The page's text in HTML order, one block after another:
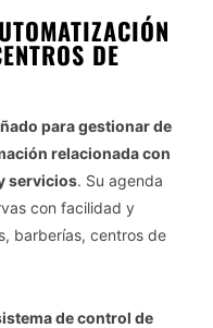
DE
para gestionar de
relacionada con
servicios. Su agenda
con facilidad y
barberías, centros de
de control de